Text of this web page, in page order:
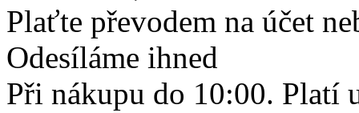
Plaťte převodem na účet
Odesíláme ihned
Při nákupu do 10:00. Platí